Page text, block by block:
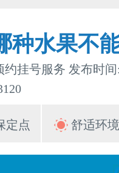
种水果不
挂号服务 发布时间
定点 舒适环境